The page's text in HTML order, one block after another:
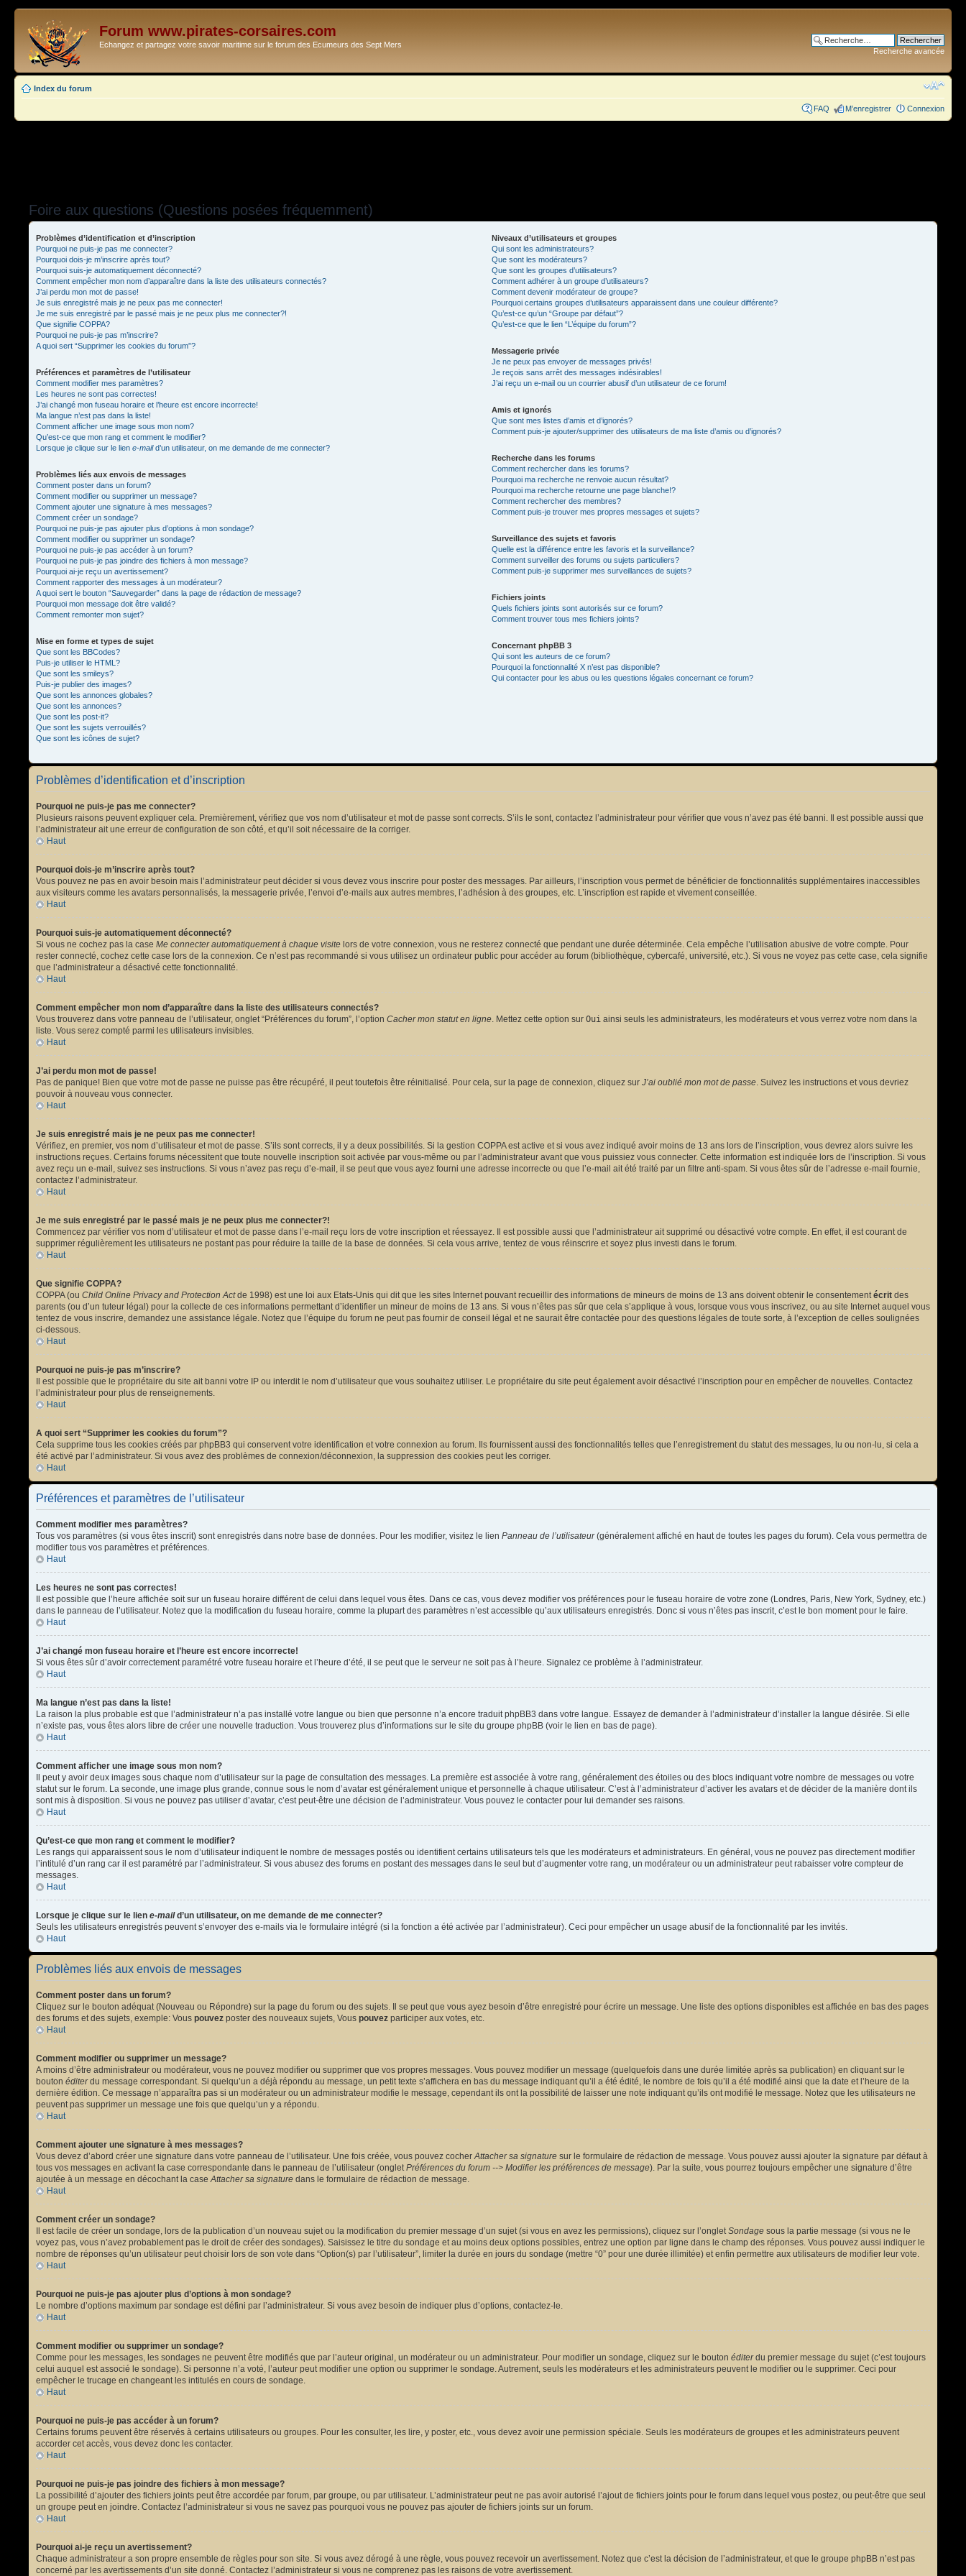
Forum www.pirates-corsaires.com
Echangez et partagez votre savoir maritime sur le forum des Ecumeurs des Sept Mers
Recherche avancée
Index du forum
FAQ M’enregistrer Connexion
Foire aux questions (Questions posées fréquemment)
Problèmes d’identification et d’inscription
Pourquoi ne puis-je pas me connecter?
Pourquoi dois-je m’inscrire après tout?
Pourquoi suis-je automatiquement déconnecté?
Comment empêcher mon nom d’apparaître dans la liste des utilisateurs connectés?
J’ai perdu mon mot de passe!
Je suis enregistré mais je ne peux pas me connecter!
Je me suis enregistré par le passé mais je ne peux plus me connecter?!
Que signifie COPPA?
Pourquoi ne puis-je pas m’inscrire?
A quoi sert “Supprimer les cookies du forum”?
Préférences et paramètres de l’utilisateur
Comment modifier mes paramètres?
Les heures ne sont pas correctes!
J’ai changé mon fuseau horaire et l’heure est encore incorrecte!
Ma langue n’est pas dans la liste!
Comment afficher une image sous mon nom?
Qu’est-ce que mon rang et comment le modifier?
Lorsque je clique sur le lien e-maild’un utilisateur, on me demande de me connecter?
Problèmes liés aux envois de messages
Comment poster dans un forum?
Comment modifier ou supprimer un message?
Comment ajouter une signature à mes messages?
Comment créer un sondage?
Pourquoi ne puis-je pas ajouter plus d’options à mon sondage?
Comment modifier ou supprimer un sondage?
Pourquoi ne puis-je pas accéder à un forum?
Pourquoi ne puis-je pas joindre des fichiers à mon message?
Pourquoi ai-je reçu un avertissement?
Comment rapporter des messages à un modérateur?
A quoi sert le bouton “Sauvegarder” dans la page de rédaction de message?
Pourquoi mon message doit être validé?
Comment remonter mon sujet?
Mise en forme et types de sujet
Que sont les BBCodes?
Puis-je utiliser le HTML?
Que sont les smileys?
Puis-je publier des images?
Que sont les annonces globales?
Que sont les annonces?
Que sont les post-it?
Que sont les sujets verrouillés?
Que sont les icônes de sujet?
Niveaux d’utilisateurs et groupes
Qui sont les administrateurs?
Que sont les modérateurs?
Que sont les groupes d’utilisateurs?
Comment adhérer à un groupe d’utilisateurs?
Comment devenir modérateur de groupe?
Pourquoi certains groupes d’utilisateurs apparaissent dans une couleur différente?
Qu’est-ce qu’un “Groupe par défaut”?
Qu’est-ce que le lien “L’équipe du forum”?
Messagerie privée
Je ne peux pas envoyer de messages privés!
Je reçois sans arrêt des messages indésirables!
J’ai reçu un e-mail ou un courrier abusif d’un utilisateur de ce forum!
Amis et ignorés
Que sont mes listes d’amis et d’ignorés?
Comment puis-je ajouter/supprimer des utilisateurs de ma liste d’amis ou d’ignorés?
Recherche dans les forums
Comment rechercher dans les forums?
Pourquoi ma recherche ne renvoie aucun résultat?
Pourquoi ma recherche retourne une page blanche!?
Comment rechercher des membres?
Comment puis-je trouver mes propres messages et sujets?
Surveillance des sujets et favoris
Quelle est la différence entre les favoris et la surveillance?
Comment surveiller des forums ou sujets particuliers?
Comment puis-je supprimer mes surveillances de sujets?
Fichiers joints
Quels fichiers joints sont autorisés sur ce forum?
Comment trouver tous mes fichiers joints?
Concernant phpBB 3
Qui sont les auteurs de ce forum?
Pourquoi la fonctionnalité X n’est pas disponible?
Qui contacter pour les abus ou les questions légales concernant ce forum?
Problèmes d’identification et d’inscription
Pourquoi ne puis-je pas me connecter?
Plusieurs raisons peuvent expliquer cela. Premièrement, vérifiez que vos nom d’utilisateur et mot de passe sont corrects. S’ils le sont, contactez l’administrateur pour vérifier que vous n’avez pas été banni. Il est possible aussi que
l’administrateur ait une erreur de configuration de son côté, et qu’il soit nécessaire de la corriger.
Haut
Pourquoi dois-je m’inscrire après tout?
Vous pouvez ne pas en avoir besoin mais l’administrateur peut décider si vous devez vous inscrire pour poster des messages. Par ailleurs, l’inscription vous permet de bénéficier de fonctionnalités supplémentaires inaccessibles
aux visiteurs comme les avatars personnalisés, la messagerie privée, l’envoi d’e-mails aux autres membres, l’adhésion à des groupes, etc. L’inscription est rapide et vivement conseillée.
Haut
Pourquoi suis-je automatiquement déconnecté?
Si vous ne cochez pas la case Me connecter automatiquement à chaque visite lors de votre connexion, vous ne resterez connecté que pendant une durée déterminée. Cela empêche l’utilisation abusive de votre compte. Pour
rester connecté, cochez cette case lors de la connexion. Ce n’est pas recommandé si vous utilisez un ordinateur public pour accéder au forum (bibliothèque, cybercafé, université, etc.). Si vous ne voyez pas cette case, cela signifie
que l’administrateur a désactivé cette fonctionnalité.
Haut
Comment empêcher mon nom d’apparaître dans la liste des utilisateurs connectés?
Vous trouverez dans votre panneau de l’utilisateur, onglet “Préférences du forum”, l’option Cacher mon statut en ligne. Mettez cette option sur Oui ainsi seuls les administrateurs, les modérateurs et vous verrez votre nom dans la
liste. Vous serez compté parmi les utilisateurs invisibles.
Haut
J’ai perdu mon mot de passe!
Pas de panique! Bien que votre mot de passe ne puisse pas être récupéré, il peut toutefois être réinitialisé. Pour cela, sur la page de connexion, cliquez sur J’ai oublié mon mot de passe. Suivez les instructions et vous devriez
pouvoir à nouveau vous connecter.
Haut
Je suis enregistré mais je ne peux pas me connecter!
Vérifiez, en premier, vos nom d’utilisateur et mot de passe. S’ils sont corrects, il y a deux possibilités. Si la gestion COPPA est active et si vous avez indiqué avoir moins de 13 ans lors de l’inscription, vous devrez alors suivre les
instructions reçues. Certains forums nécessitent que toute nouvelle inscription soit activée par vous-même ou par l’administrateur avant que vous puissiez vous connecter. Cette information est indiquée lors de l’inscription. Si vous
avez reçu un e-mail, suivez ses instructions. Si vous n’avez pas reçu d’e-mail, il se peut que vous ayez fourni une adresse incorrecte ou que l’e-mail ait été traité par un filtre anti-spam. Si vous êtes sûr de l’adresse e-mail fournie,
contactez l’administrateur.
Haut
Je me suis enregistré par le passé mais je ne peux plus me connecter?!
Commencez par vérifier vos nom d’utilisateur et mot de passe dans l’e-mail reçu lors de votre inscription et réessayez. Il est possible aussi que l’administrateur ait supprimé ou désactivé votre compte. En effet, il est courant de
supprimer régulièrement les utilisateurs ne postant pas pour réduire la taille de la base de données. Si cela vous arrive, tentez de vous réinscrire et soyez plus investi dans le forum.
Haut
Que signifie COPPA?
COPPA (ou Child Online Privacy and Protection Actde 1998) est une loi aux Etats-Unis qui dit que les sites Internet pouvant recueillir des informations de mineurs de moins de 13 ans doivent obtenir le consentementécrit des
parents (ou d’un tuteur légal) pour la collecte de ces informations permettant d’identifier un mineur de moins de 13 ans. Si vous n’êtes pas sûr que cela s’applique à vous, lorsque vous vous inscrivez, ou au site Internet auquel vous
tentez de vous inscrire, demandez une assistance légale. Notez que l’équipe du forum ne peut pas fournir de conseil légal et ne saurait être contactée pour des questions légales de toute sorte, à l’exception de celles soulignées
ci-dessous.
Haut
Pourquoi ne puis-je pas m’inscrire?
Il est possible que le propriétaire du site ait banni votre IP ou interdit le nom d’utilisateur que vous souhaitez utiliser. Le propriétaire du site peut également avoir désactivé l’inscription pour en empêcher de nouvelles. Contactez
l’administrateur pour plus de renseignements.
Haut
A quoi sert “Supprimer les cookies du forum”?
Cela supprime tous les cookies créés par phpBB3 qui conservent votre identification et votre connexion au forum. Ils fournissent aussi des fonctionnalités telles que l’enregistrement du statut des messages, lu ou non-lu, si cela a
été activé par l’administrateur. Si vous avez des problèmes de connexion/déconnexion, la suppression des cookies peut les corriger.
Haut
Préférences et paramètres de l’utilisateur
Comment modifier mes paramètres?
Tous vos paramètres (si vous êtes inscrit) sont enregistrés dans notre base de données. Pour les modifier, visitez le lien Panneau de l’utilisateur(généralement affiché en haut de toutes les pages du forum). Cela vous permettra de
modifier tous vos paramètres et préférences.
Haut
Les heures ne sont pas correctes!
Il est possible que l’heure affichée soit sur un fuseau horaire différent de celui dans lequel vous êtes. Dans ce cas, vous devez modifier vos préférences pour le fuseau horaire de votre zone (Londres, Paris, New York, Sydney, etc.)
dans le panneau de l’utilisateur. Notez que la modification du fuseau horaire, comme la plupart des paramètres n’est accessible qu’aux utilisateurs enregistrés. Donc si vous n’êtes pas inscrit, c’est le bon moment pour le faire.
Haut
J’ai changé mon fuseau horaire et l’heure est encore incorrecte!
Si vous êtes sûr d’avoir correctement paramétré votre fuseau horaire et l’heure d’été, il se peut que le serveur ne soit pas à l’heure. Signalez ce problème à l’administrateur.
Haut
Ma langue n’est pas dans la liste!
La raison la plus probable est que l’administrateur n’a pas installé votre langue ou bien que personne n’a encore traduit phpBB3 dans votre langue. Essayez de demander à l’administrateur d’installer la langue désirée. Si elle
n’existe pas, vous êtes alors libre de créer une nouvelle traduction. Vous trouverez plus d’informations sur le site du groupe phpBB (voir le lien en bas de page).
Haut
Comment afficher une image sous mon nom?
Il peut y avoir deux images sous chaque nom d’utilisateur sur la page de consultation des messages. La première est associée à votre rang, généralement des étoiles ou des blocs indiquant votre nombre de messages ou votre
statut sur le forum. La seconde, une image plus grande, connue sous le nom d’avatar est généralement unique et personnelle à chaque utilisateur. C’est à l’administrateur d’activer les avatars et de décider de la manière dont ils
sont mis à disposition. Si vous ne pouvez pas utiliser d’avatar, c’est peut-être une décision de l’administrateur. Vous pouvez le contacter pour lui demander ses raisons.
Haut
Qu’est-ce que mon rang et comment le modifier?
Les rangs qui apparaissent sous le nom d’utilisateur indiquent le nombre de messages postés ou identifient certains utilisateurs tels que les modérateurs et administrateurs. En général, vous ne pouvez pas directement modifier
l’intitulé d’un rang car il est paramétré par l’administrateur. Si vous abusez des forums en postant des messages dans le seul but d’augmenter votre rang, un modérateur ou un administrateur peut rabaisser votre compteur de
messages.
Haut
Lorsque je clique sur le lien e-maild’un utilisateur, on me demande de me connecter?
Seuls les utilisateurs enregistrés peuvent s’envoyer des e-mails via le formulaire intégré (si la fonction a été activée par l’administrateur). Ceci pour empêcher un usage abusif de la fonctionnalité par les invités.
Haut
Problèmes liés aux envois de messages
Comment poster dans un forum?
Cliquez sur le bouton adéquat (Nouveau ou Répondre) sur la page du forum ou des sujets. Il se peut que vous ayez besoin d’être enregistré pour écrire un message. Une liste des options disponibles est affichée en bas des pages
des forums et des sujets, exemple: Vous pouvez poster des nouveaux sujets, Vous pouvez participer aux votes, etc.
Haut
Comment modifier ou supprimer un message?
A moins d’être administrateur ou modérateur, vous ne pouvez modifier ou supprimer que vos propres messages. Vous pouvez modifier un message (quelquefois dans une durée limitée après sa publication) en cliquant sur le
bouton éditerdu message correspondant. Si quelqu’un a déjà répondu au message, un petit texte s’affichera en bas du message indiquant qu’il a été édité, le nombre de fois qu’il a été modifié ainsi que la date et l’heure de la
dernière édition. Ce message n’apparaîtra pas si un modérateur ou un administrateur modifie le message, cependant ils ont la possibilité de laisser une note indiquant qu’ils ont modifié le message. Notez que les utilisateurs ne
peuvent pas supprimer un message une fois que quelqu’un y a répondu.
Haut
Comment ajouter une signature à mes messages?
Vous devez d’abord créer une signature dans votre panneau de l’utilisateur. Une fois créée, vous pouvez cocherAttacher sa signature sur le formulaire de rédaction de message. Vous pouvez aussi ajouter la signature par défaut à
tous vos messages en activant la case correspondante dans le panneau de l’utilisateur (ongletPréférences du forum --> Modifier les préférences de message). Par la suite, vous pourrez toujours empêcher une signature d’être
ajoutée à un message en décochant la caseAttacher sa signature dans le formulaire de rédaction de message.
Haut
Comment créer un sondage?
Il est facile de créer un sondage, lors de la publication d’un nouveau sujet ou la modification du premier message d’un sujet (si vous en avez les permissions), cliquez sur l’ongletSondage sous la partie message (si vous ne le
voyez pas, vous n’avez probablement pas le droit de créer des sondages). Saisissez le titre du sondage et au moins deux options possibles, entrez une option par ligne dans le champ des réponses. Vous pouvez aussi indiquer le
nombre de réponses qu’un utilisateur peut choisir lors de son vote dans “Option(s) par l’utilisateur”, limiter la durée en jours du sondage (mettre “0” pour une durée illimitée) et enfin permettre aux utilisateurs de modifier leur vote.
Haut
Pourquoi ne puis-je pas ajouter plus d’options à mon sondage?
Le nombre d’options maximum par sondage est défini par l’administrateur. Si vous avez besoin de indiquer plus d’options, contactez-le.
Haut
Comment modifier ou supprimer un sondage?
Comme pour les messages, les sondages ne peuvent être modifiés que par l’auteur original, un modérateur ou un administrateur. Pour modifier un sondage, cliquez sur le bouton éditerdu premier message du sujet (c’est toujours
celui auquel est associé le sondage). Si personne n’a voté, l’auteur peut modifier une option ou supprimer le sondage. Autrement, seuls les modérateurs et les administrateurs peuvent le modifier ou le supprimer. Ceci pour
empêcher le trucage en changeant les intitulés en cours de sondage.
Haut
Pourquoi ne puis-je pas accéder à un forum?
Certains forums peuvent être réservés à certains utilisateurs ou groupes. Pour les consulter, les lire, y poster, etc., vous devez avoir une permission spéciale. Seuls les modérateurs de groupes et les administrateurs peuvent
accorder cet accès, vous devez donc les contacter.
Haut
Pourquoi ne puis-je pas joindre des fichiers à mon message?
La possibilité d’ajouter des fichiers joints peut être accordée par forum, par groupe, ou par utilisateur. L’administrateur peut ne pas avoir autorisé l’ajout de fichiers joints pour le forum dans lequel vous postez, ou peut-être que seul
un groupe peut en joindre. Contactez l’administrateur si vous ne savez pas pourquoi vous ne pouvez pas ajouter de fichiers joints sur un forum.
Haut
Pourquoi ai-je reçu un avertissement?
Chaque administrateur a son propre ensemble de règles pour son site. Si vous avez dérogé à une règle, vous pouvez recevoir un avertissement. Notez que c’est la décision de l’administrateur, et que le groupe phpBB n’est pas
concerné par les avertissements d’un site donné. Contactez l’administrateur si vous ne comprenez pas les raisons de votre avertissement.